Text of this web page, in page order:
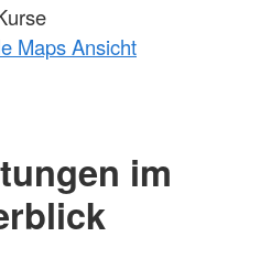
Maps Ansicht
im